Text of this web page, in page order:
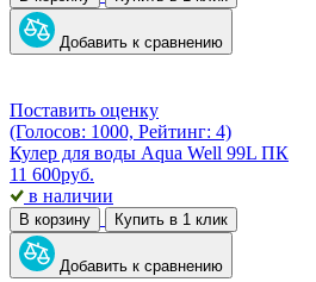
Добавить к сравнению
Поставить оценку
(Голосов: 1000, Рейтинг: 4)
Кулер для воды Aqua Well 99L ПК
11 600руб.
в наличии
В корзину Купить в 1 клик
Добавить к сравнению